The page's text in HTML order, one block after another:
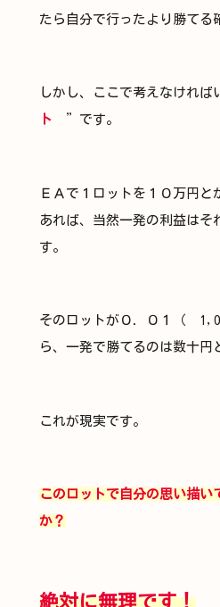
たら自分で行ったより勝てる
しかし、ここで考えなけれ
ト
”です。
ＥＡで１ロットを１０万円と
あれば、当然一発の利益はそ
す。
そのロットが０．０１（
ら、一発で勝てるのは数十円
これが現実です。
このロットで自分の思い描い
か？
絶対に無理です！